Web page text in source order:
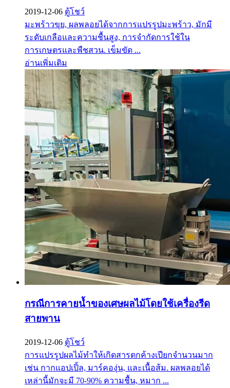
2019-12-06 ตู้โชว์
มะพร้าวขุย, ผลพลอยได้จากการแปรรูปมะพร้าว, มักมี
ระดับเกลือและความชื้นสูง, การจำกัดการใช้ใน
การเกษตรและพืชสวน. เข็มขัด ...
อ่านเพิ่มเติม
กรณีการคายน้ำของเศษผลไม้โดยใช้เครื่องรีด
สายพาน
2019-12-06 ตู้โชว์
การแปรรูปผลไม้ทำให้เกิดสารตกค้างเปียกจำนวนมาก
เช่น กากแอปเปิ้ล, มาร์คองุ่น, และเนื้อส้ม. ผลพลอยได้
เหล่านี้มักจะมี 70-90% ความชื้น, หมาก ...